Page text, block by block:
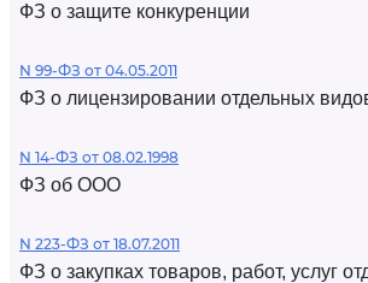
ФЗ о защите конкуренции
N 99-ФЗ от 04.05.2011
ФЗ о лицензировании отдельных
N 14-ФЗ от 08.02.1998
ФЗ об ООО
N 223-ФЗ от 18.07.2011
ФЗ о закупках товаров, работ, услуг